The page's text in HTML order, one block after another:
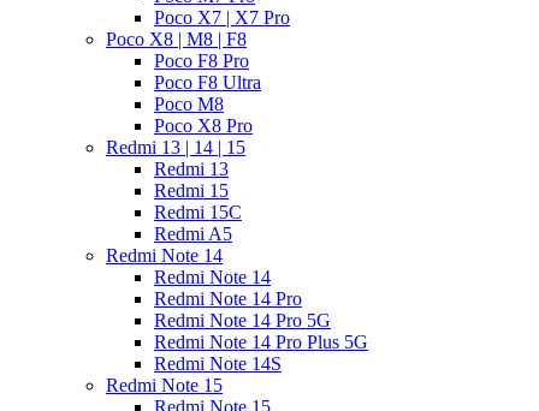
Poco X7 | X7 Pro
Poco X8 | M8 | F8
Poco F8 Pro
Poco F8 Ultra
Poco M8
Poco X8 Pro
Redmi 13 | 14 | 15
Redmi 13
Redmi 15
Redmi 15C
Redmi A5
Redmi Note 14
Redmi Note 14
Redmi Note 14 Pro
Redmi Note 14 Pro 5G
Redmi Note 14 Pro Plus 5G
Redmi Note 14S
Redmi Note 15
Redmi Note 15